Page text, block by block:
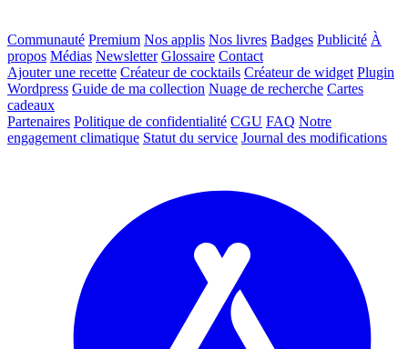
Communauté Premium Nos applis Nos livres Badges Publicité À
propos Médias Newsletter Glossaire Contact
Ajouter une recette Créateur de cocktails Créateur de widget Plugin
Wordpress Guide de ma collection Nuage de recherche Cartes
cadeaux
Partenaires Politique de confidentialité CGU FAQ Notre
engagement climatique Statut du service Journal des modifications